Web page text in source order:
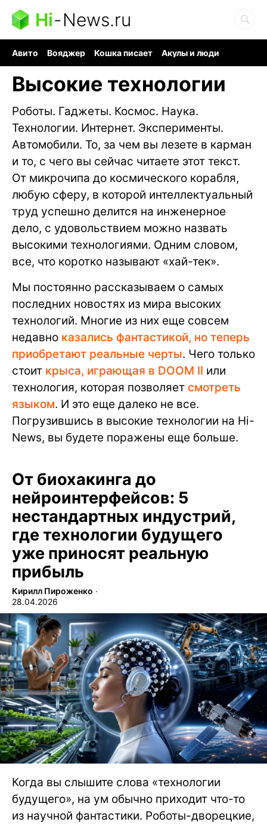
Hi-News.ru
Авито Вояджер Кошка писает
Акулы и люди
Высокие технологии
Роботы. Гаджеты. Космос. Наука.
Технологии. Интернет. Эксперименты.
Автомобили. То, за чем вы лезете в карман
и то, с чего вы сейчас читаете этот текст.
От микрочипа до космического корабля,
любую сферу, в которой интеллектуальный
труд успешно делится на инженерное
дело, с удовольствием можно назвать
высокими технологиями. Одним словом,
все, что коротко называют «хай-тек».
Мы постоянно рассказываем о самых
последних новостях из мира высоких
технологий. Многие из них еще совсем
недавно казались фантастикой, но теперь
приобретают реальные черты. Чего только
стоит крыса, играющая в DOOM II или
технология, которая позволяет смотреть
языком. И это еще далеко не все.
Погрузившись в высокие технологии на Hi-
News, вы будете поражены еще больше.
От биохакинга до
нейроинтерфейсов: 5
нестандартных индустрий,
где технологии будущего
уже приносят реальную
прибыль
Кирилл Пироженко ∙
28.04.2026
Когда вы слышите слова «технологии
будущего», на ум обычно приходит что-то
из научной фантастики. Роботы-дворецкие,